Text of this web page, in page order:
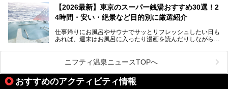
を旅の目的とする「サ旅」や自分へのご褒美のための宿泊な
ど、自分の好きなタイミングで好きなだけサ活ができるのが
魅力です。
最近では、男性専用施設だけでなく、カップルや女性に嬉し
い個室サウナも増えてきました。
ら、特におすすめしたい施設14選をご紹介します。
してみてください。
【2026最新】東京のスーパー銭湯おすすめ30選！2
4時間・安い・絶景など目的別に厳選紹介
仕事帰りにお風呂やサウナでサッとリフレッシュしたい日も
あれば、週末はお風呂に入ったり漫画を読んだりしながら一
また、終電を逃してしまい、「このまま朝までゆっくりでき
る場所があれば」と探した経験がある人も多いのではないで
しょうか。
そこで本記事では、東京でおすすめのスーパー銭湯を、目的
ニフティ温泉ニュースTOPへ
おすすめのアクティビティ情報